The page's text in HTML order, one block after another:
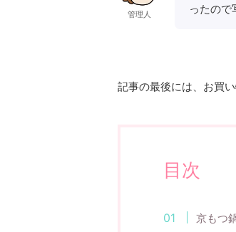
管理人
ったの
記事の最後には、お買
目次
京もつ